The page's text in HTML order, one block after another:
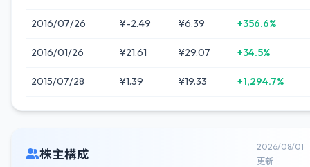
2016/07/26 ¥-2.49 ¥6.39 +356.6%
2016/01/26 ¥21.61 ¥29.07 +34.5%
2015/07/28 ¥1.39 ¥19.33 +1,294.7%
株主構成
2026/08/01
更新